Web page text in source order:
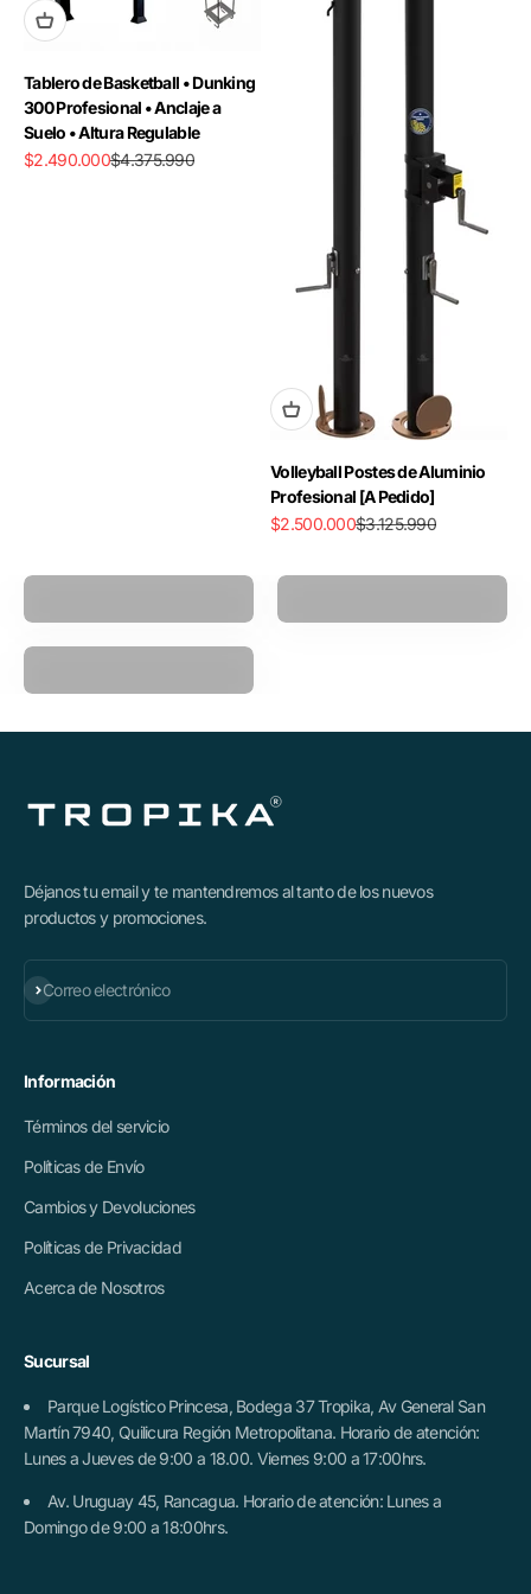
Tablero de Basketball • Dunking
300 Profesional • Anclaje a
Suelo • Altura Regulable
Precio de oferta
$2.490.000Precio normal
$4.375.990
Volleyball Postes de Aluminio
Profesional [A Pedido]
Precio de oferta
$2.500.000Precio normal
$3.125.990
Déjanos tu email y te mantendremos al tanto de los nuevos
productos y promociones.
Correo electrónico
Suscribirse
Información
Términos del servicio
Políticas de Envío
Cambios y Devoluciones
Políticas de Privacidad
Acerca de Nosotros
Sucursal
Parque Logístico Princesa, Bodega 37 Tropika, Av General San
Martín 7940, Quilicura Región Metropolitana. Horario de atención:
Lunes a Jueves de 9:00 a 18.00. Viernes 9:00 a 17:00hrs.
Av. Uruguay 45, Rancagua. Horario de atención: Lunes a
Domingo de 9:00 a 18:00hrs.